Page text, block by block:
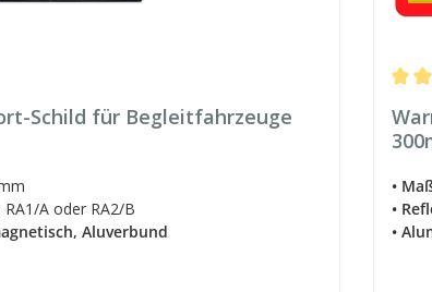
Schild für Begleitfahrzeuge
RA1/A oder RA2/B
Aluverbund
•
•
•